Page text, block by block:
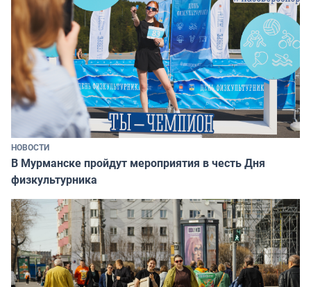
НОВОСТИ
В Мурманске пройдут мероприятия в честь Дня
физкультурника